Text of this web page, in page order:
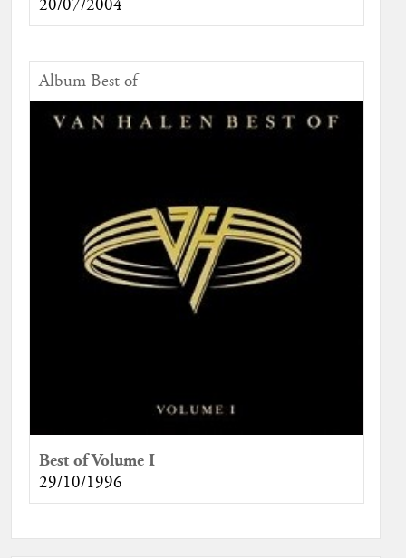
20/07/2004
Album Best of
Best of Volume I
29/10/1996